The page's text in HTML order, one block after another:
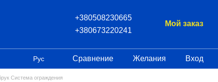
+380508230665
+380673220241
Мой заказ
Рус Сравнение Желания Вход
Система ограждения